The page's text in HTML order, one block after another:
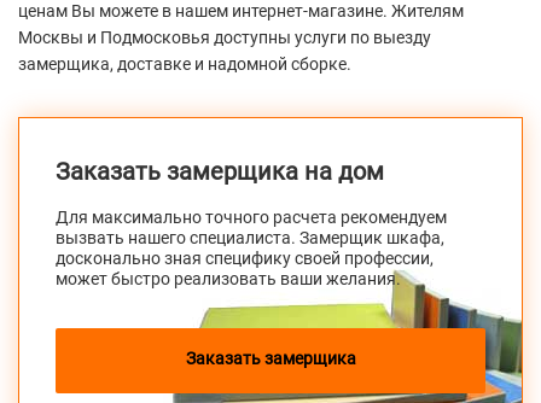
ценам Вы можете в нашем интернет-магазине. Жителям
Москвы и Подмосковья доступны услуги по выезду
замерщика, доставке и надомной сборке.
Заказать замерщика на дом
Для максимально точного расчета рекомендуем
вызвать нашего специалиста. Замерщик шкафа,
досконально зная специфику своей профессии,
может быстро реализовать ваши желания.
Заказать замерщика